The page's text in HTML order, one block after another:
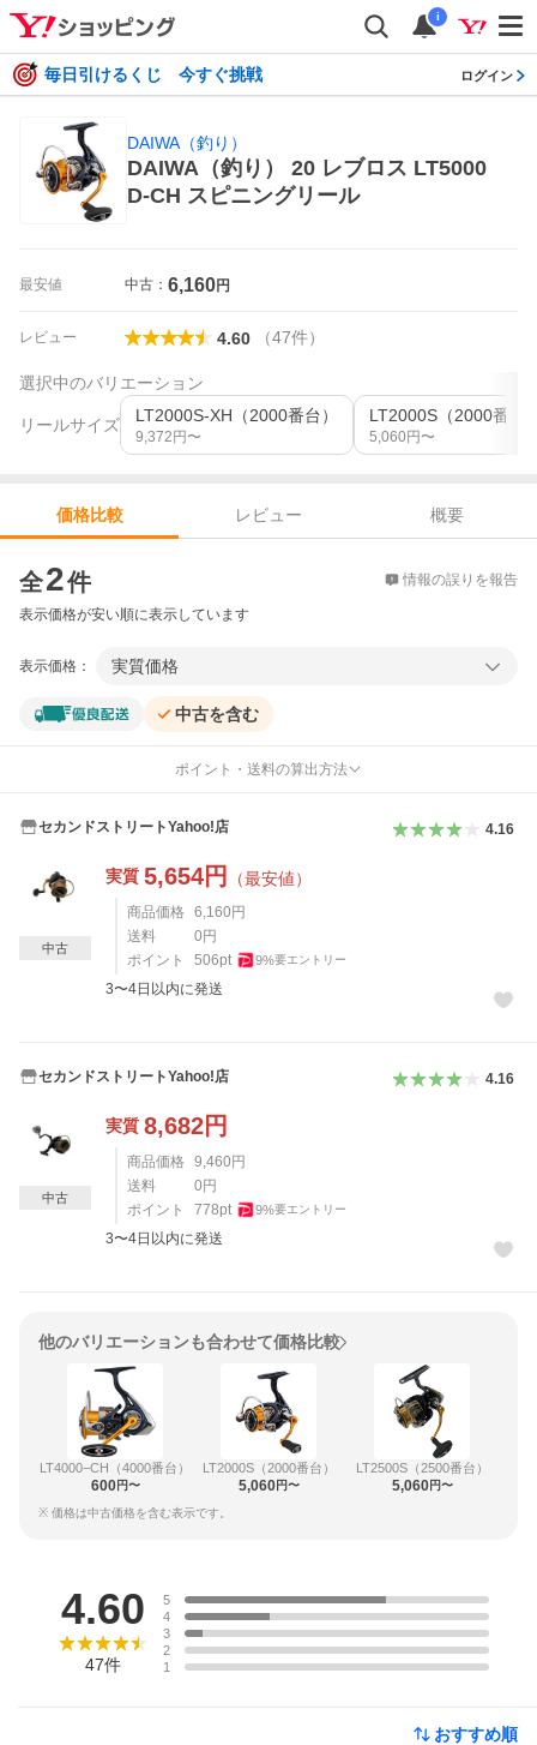
i
毎日引けるくじ 今すぐ挑戦 ログイン
DAIWA（釣り）
DAIWA（釣り） 20 レブロス LT5000
D-CH スピニングリール
最安値 中古： 6,160円
レビュー 4.60 （47件）
選択中のバリエーション
リールサイズ LT2000S-XH（2000番台）
9,372 円〜
LT2000S（2000番台
5,060 円〜
価格比較 レビュー
概要
全2件 情報の誤りを報告
表示価格が安い順に表示しています
表示価格： 実質価格
中古を含む
ポイント・送料の算出方法
セカンドストリートYahoo!店 4.16
実質 5,654円 （最安値）
商品価格 6,160 円
送料
0 円
ポイント
506pt 9%要エントリー
3〜4日以内に発送
中古
セカンドストリートYahoo!店 4.16
実質 8,682円
商品価格 9,460 円
送料
0 円
ポイント
778pt 9%要エントリー
3〜4日以内に発送
中古
他のバリエーションも合わせて価格比較
LT4000−CH（4000番台）
600円〜
LT2000S（2000番台）
5,060円〜
LT2500S（2500番台）
5,060円〜
※ 価格は中古価格を含む表示です。
4.60
47件
5
4
3
2
1
おすすめ順